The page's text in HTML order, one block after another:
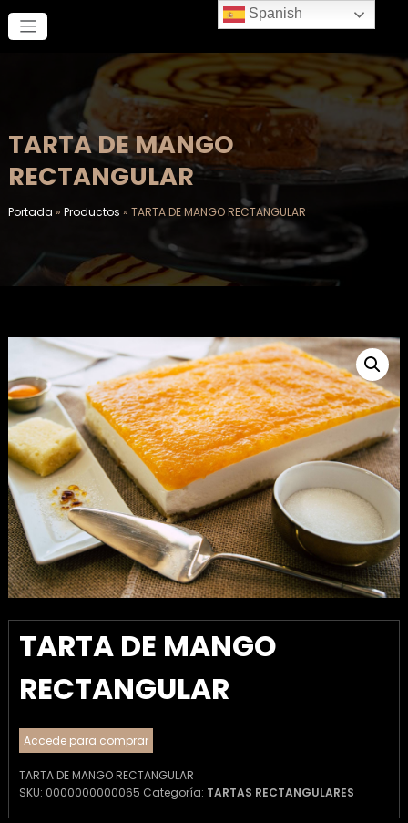
contenido
TARTA DE MANGO
RECTANGULAR
Portada » Productos » TARTA DE MANGO RECTANGULAR
TARTA DE MANGO
RECTANGULAR
Accede para comprar
TARTA DE MANGO RECTANGULAR
SKU: 0000000000065 Categoría: TARTAS RECTANGULARES
Spanish